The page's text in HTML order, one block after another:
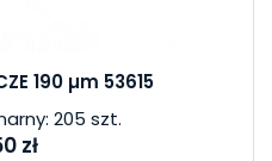
190 µm 53615
205 szt.
zł